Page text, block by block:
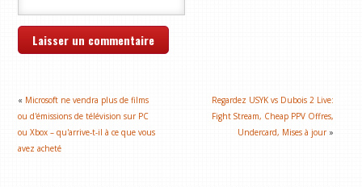
« Microsoft ne vendra plus de films
ou d'émissions de télévision sur PC
ou Xbox – qu'arrive-t-il à ce que vous
avez acheté
Regardez USYK vs Dubois 2 Live:
Fight Stream, Cheap PPV Offres,
Undercard, Mises à jour »